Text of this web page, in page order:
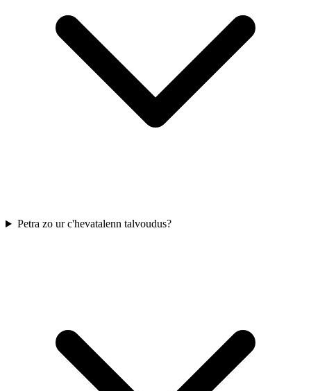
Petra zo ur c'hevatalenn talvoudus?